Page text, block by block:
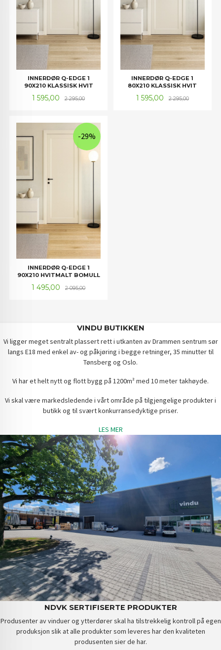
INNERDØR Q-EDGE 1
90X210 KLASSISK HVIT
Tilbud
1 595,00 2 295,00Rabatt
INNERDØR Q-EDGE 1
80X210 KLASSISK HVIT
Tilbud
1 595,00 2 295,00Rabatt
INNERDØR Q-EDGE 1
90X210 HVITMALT BOMULL
Tilbud
1 495,00 2 095,00Rabatt
-29%
VINDU BUTIKKEN
Vi ligger meget sentralt plassert rett i utkanten av Drammen sentrum sør
langs E18 med enkel av- og påkjøring i begge retninger, 35 minutter til
Tønsberg og Oslo.
Vi har et helt nytt og flott bygg på 1200m² med 10 meter takhøyde.
Vi skal være markedsledende i vårt område på tilgjengelige produkter i
butikk og til svært konkurransedyktige priser.
LES MER
NDVK SERTIFISERTE PRODUKTER
Produsenter av vinduer og ytterdører skal ha tilstrekkelig kontroll på egen
produksjon slik at alle produkter som leveres har den kvaliteten
produsenten sier de har.